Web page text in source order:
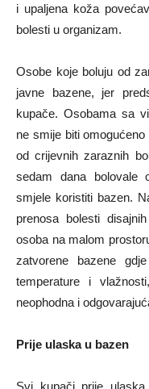
i upaljena koža
bolesti u organizam.
Osobe koje boluju od
javne bazene, jer
kupače. Osobama sa
ne smije biti
od crijevnih zaraznih
sedam dana bolovale
smjele koristiti bazen.
prenosa bolesti
osoba na malom
zatvorene bazene
temperature i
neophodna i
Prije ulaska u bazen
Svi kupači prije